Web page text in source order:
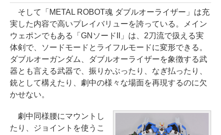
そして「METAL ROBOT魂 ダブルオーライザー」は充
実した内容で高いプレイバリューを誇っている。メイン
ウェポンでもある「GNソードII」は、2刀流で扱える実
体剣で、ソードモードとライフルモードに変形できる。
ダブルオーガンダム、ダブルオーライザーを象徴する武
器とも言える武器で、振りかぶったり、なぎ払ったり、
銃として構えたり、劇中の様々な場面を再現するのに欠
かせない。
劇中同様腰にマウントし
たり、ジョイントを使うこ